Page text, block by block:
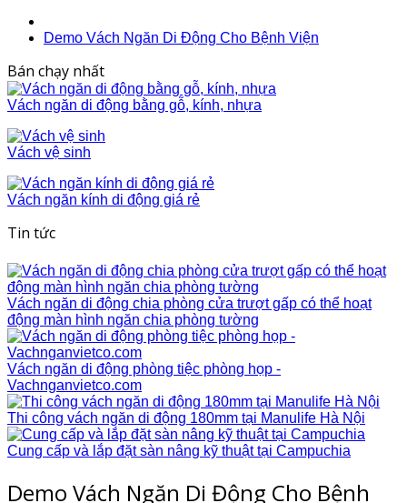
Demo Vách Ngăn Di Động Cho Bệnh Viện
Bán chạy nhất
Vách ngăn di động bằng gỗ, kính, nhựa
Vách vệ sinh
Vách ngăn kính di động giá rẻ
Tin tức
Vách ngăn di động chia phòng cửa trượt gấp có thể hoạt
động màn hình ngăn chia phòng tường
Vách ngăn di động phòng tiệc phòng họp -
Vachnganvietco.com
Thi công vách ngăn di động 180mm tại Manulife Hà Nội
Cung cấp và lắp đặt sàn nâng kỹ thuật tại Campuchia
Demo Vách Ngăn Di Động Cho Bệnh